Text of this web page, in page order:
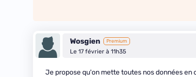
Wosgien Premium
Le 17 février à 11h35
Je propose qu'on mette toutes nos données en